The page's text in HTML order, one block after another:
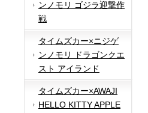
ンノモリ ゴジラ迎撃作
戦
タイムズカー×ニジゲ
ンノモリ ドラゴンクエ
スト アイランド
タイムズカー×AWAJI
HELLO KITTY APPLE